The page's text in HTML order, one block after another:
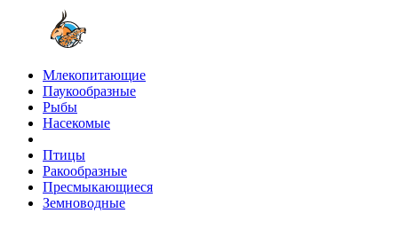
Млекопитающие
Паукообразные
Рыбы
Насекомые
Птицы
Ракообразные
Пресмыкающиеся
Земноводные